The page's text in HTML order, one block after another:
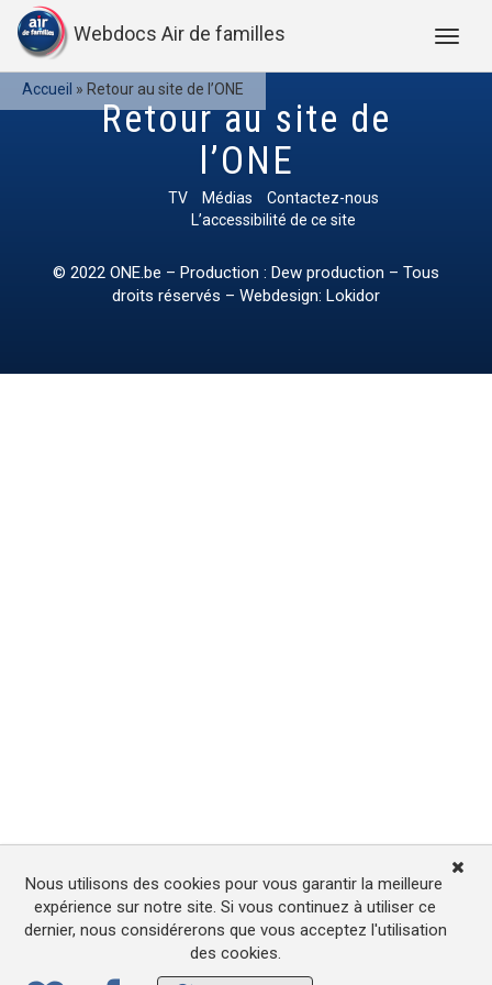
Webdocs Air de familles
Accueil » Retour au site de l’ONE
Retour au site de
l’ONE
TV Médias
Contactez-nous
L’accessibilité de ce site
© 2022 ONE.be – Production : Dew production – Tous
droits réservés – Webdesign: Lokidor
Nous utilisons des cookies pour vous garantir la meilleure
expérience sur notre site. Si vous continuez à utiliser ce
dernier, nous considérerons que vous acceptez l'utilisation
des cookies.